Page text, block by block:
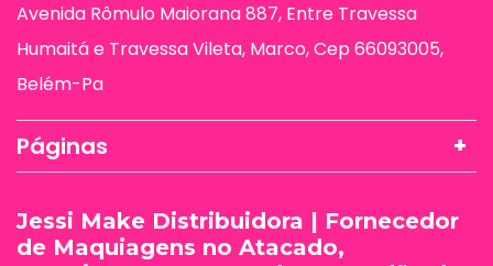
Avenida Rômulo Maiorana 887, Entre Travessa
Humaitá e Travessa Vileta, Marco, Cep 66093005,
Belém-Pa
Páginas
Jessi Make Distribuidora | Fornecedor
de Maquiagens no Atacado,